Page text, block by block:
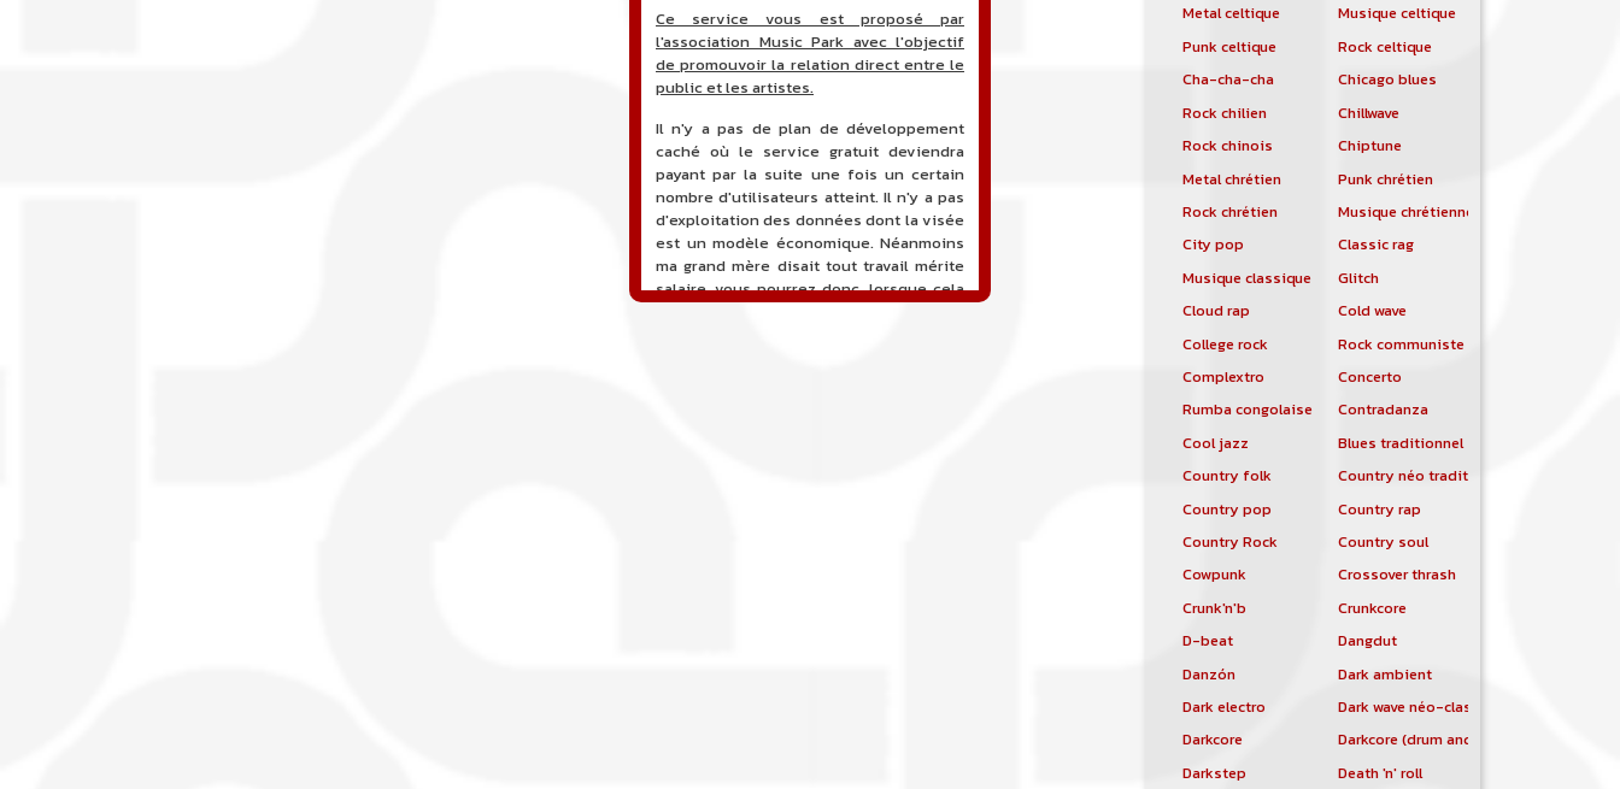
Metal celtique
Musique celtique
Punk celtique
Rock celtique
Cha-cha-cha
Chicago blues
Rock chilien
Chillwave
Rock chinois
Chiptune
Metal chrétien
Punk chrétien
Rock chrétien
Musique chrétienne contemporaine
City pop
Classic rag
Musique classique
Glitch
Cloud rap
Cold wave
College rock
Rock communiste
Complextro
Concerto
Rumba congolaise
Contradanza
Cool jazz
Blues traditionnel
Country folk
Country néo traditionnelle
Country pop
Country rap
Country Rock
Country soul
Cowpunk
Crossover thrash
Crunk'n'b
Crunkcore
D-beat
Dangdut
Danzón
Dark ambient
Dark electro
Dark wave néo-classique
Darkcore
Darkcore (drum and bass)
Darkstep
Death 'n' roll
Ce service vous est proposé par
l'association Music Park avec l'objectif
de promouvoir la relation direct entre le
public et les artistes.
Il n'y a pas de plan de développement
caché où le service gratuit deviendra
payant par la suite une fois un certain
nombre d'utilisateurs atteint. Il n'y a pas
d'exploitation des données dont la visée
est un modèle économique. Néanmoins
ma grand mère disait tout travail mérite
salaire, vous pourrez donc, lorsque cela